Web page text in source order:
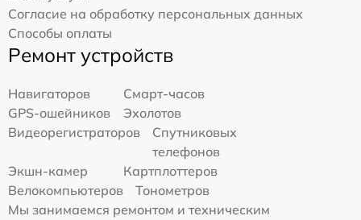
Согласие на обработку персональных данных
Способы оплаты
Ремонт устройств
Навигаторов
Смарт-часов
GPS-ошейников
Эхолотов
Видеорегистраторов
Спутниковых
телефонов
Экшн-камер
Картплоттеров
Велокомпьютеров
Тонометров
Мы занимаемся ремонтом и техническим